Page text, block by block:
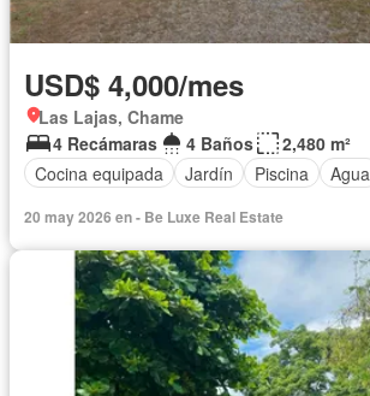
USD$ 4,000/mes
Las Lajas, Chame
4 Recámaras
4 Baños
2,480 m²
Cocina equipada
Jardín Piscina Agua
20 may 2026 en - Be Luxe Real Estate